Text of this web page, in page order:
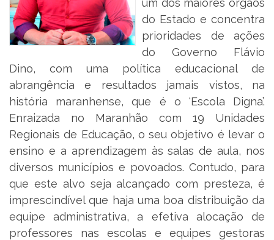
do Estado e concentra
prioridades de ações
do Governo Flávio
Dino, com uma política educacional de
abrangência e resultados jamais vistos, na
história maranhense, que é o ‘Escola Digna’.
Enraizada no Maranhão com 19 Unidades
Regionais de Educação, o seu objetivo é levar o
ensino e a aprendizagem às salas de aula, nos
diversos municípios e povoados. Contudo, para
que este alvo seja alcançado com presteza, é
imprescindível que haja uma boa distribuição da
equipe administrativa, a efetiva alocação de
professores nas escolas e equipes gestoras